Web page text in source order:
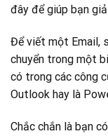
đây để giúp bạn
Để viết một Email,
chuyển trong một
có trong các công
Outlook hay là
Chắc chắn là bạn